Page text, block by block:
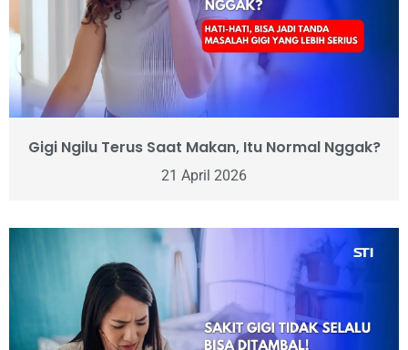
Gigi Ngilu Terus Saat Makan, Itu Normal Nggak?
21 April 2026